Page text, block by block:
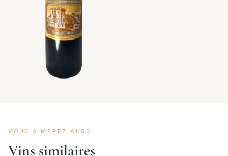
VOUS AIMEREZ AUSSI
Vins similaires